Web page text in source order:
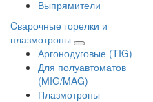
Выпрямители
Cварочные горелки и
плазмотроны
Аргонодуговые (TIG)
Для полуавтоматов
(MIG/MAG)
Плазмотроны